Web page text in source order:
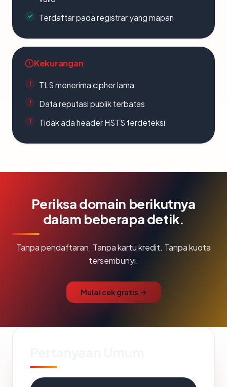
Terdaftar pada registrar yang mapan
Kekurangan
TLS menerima cipher lama
Data reputasi publik terbatas
Tidak ada header HSTS terdeteksi
Periksa domain berikutnya
dalam beberapa detik.
Tanpa pendaftaran. Tanpa kartu kredit. Tanpa kuota
tersembunyi.
Mulai cek gratis →